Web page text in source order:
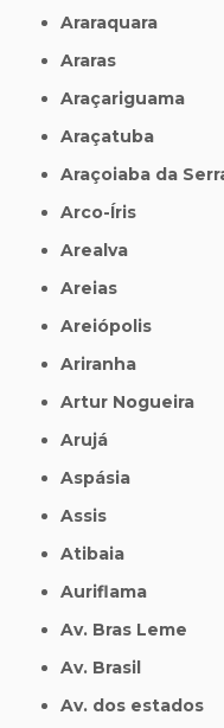
Araraquara
Araras
Araçariguama
Araçatuba
Araçoiaba da
Arco-Íris
Arealva
Areias
Areiópolis
Ariranha
Artur Nogueira
Arujá
Aspásia
Assis
Atibaia
Auriflama
Av. Bras Leme
Av. Brasil
Av. dos estados